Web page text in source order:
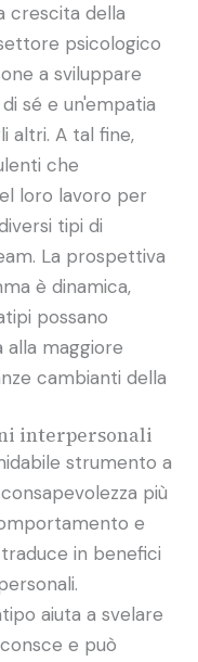
crescita della
psicologico
a sviluppare
sé e un'empatia
altri. A tal fine,
che
loro lavoro per
tipi di
La prospettiva
è dinamica,
possano
maggiore
cambianti della
interpersonali
strumento a
più
e
in benefici
aiuta a svelare
e può